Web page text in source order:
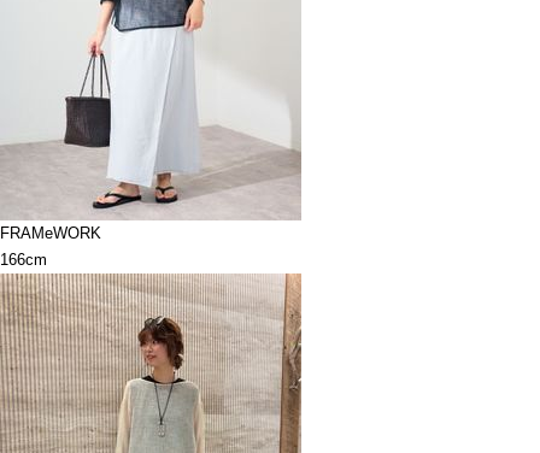
FRAMeWORK
166cm